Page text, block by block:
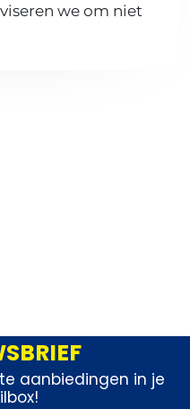
we om niet
aanbiedingen in je